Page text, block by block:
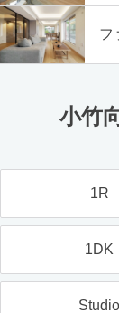
フ
小竹
1R
1DK
Studio